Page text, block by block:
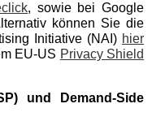
, sowie bei Google
können Sie die
Initiative (NAI) hier
EU-US Privacy Shield
und Demand-Side